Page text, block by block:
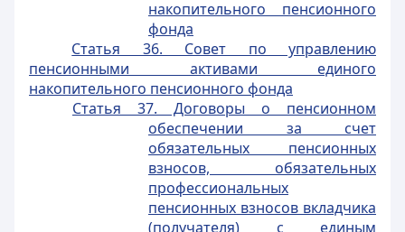
накопительного пенсионного
фонда
Статья 36. Совет по управлению
пенсионными активами единого
накопительного пенсионного фонда
Статья 37. Договоры о пенсионном
обеспечении за счет
обязательных пенсионных
взносов, обязательных
профессиональных
пенсионных взносов вкладчика
(получателя) с единым